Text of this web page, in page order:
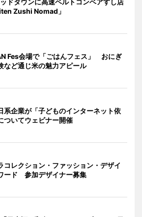
ドタウンに高速ベルトコンベアすし店
Zushi Nomad」
Fes会場で「ごはんフェス」 おにぎ
など通じ米の魅力アピール
系企業が「子どものインターネット依
ついてウェビナー開催
コレクション・ファッション・デザイ
ード 参加デザイナー募集